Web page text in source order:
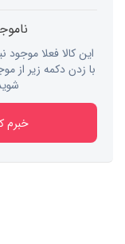
این کالا فعلا موجود
با زدن دکمه زیر از
خبرم